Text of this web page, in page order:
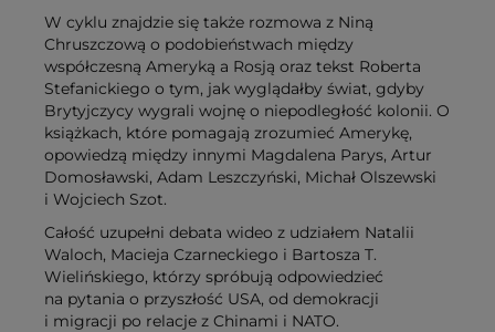
W cyklu znajdzie się także rozmowa z Niną
Chruszczową o podobieństwach między
współczesną Ameryką a Rosją oraz tekst Roberta
Stefanickiego o tym, jak wyglądałby świat, gdyby
Brytyjczycy wygrali wojnę o niepodległość kolonii. O
książkach, które pomagają zrozumieć Amerykę,
opowiedzą między innymi Magdalena Parys, Artur
Domosławski, Adam Leszczyński, Michał Olszewski
i Wojciech Szot.
Całość uzupełni debata wideo z udziałem Natalii
Waloch, Macieja Czarneckiego i Bartosza T.
Wielińskiego, którzy spróbują odpowiedzieć
na pytania o przyszłość USA, od demokracji
i migracji po relacje z Chinami i NATO.